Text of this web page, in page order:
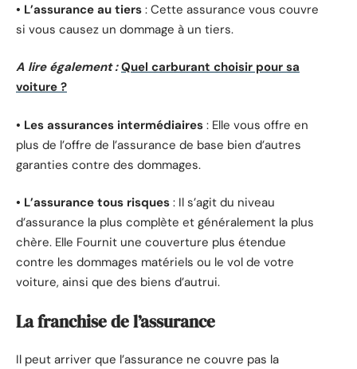
• L’assurance au tiers : Cette assurance vous couvre
si vous causez un dommage à un tiers.
A lire également : Quel carburant choisir pour sa
voiture ?
• Les assurances intermédiaires : Elle vous offre en
plus de l’offre de l’assurance de base bien d’autres
garanties contre des dommages.
• L’assurance tous risques : Il s’agit du niveau
d’assurance la plus complète et généralement la plus
chère. Elle Fournit une couverture plus étendue
contre les dommages matériels ou le vol de votre
voiture, ainsi que des biens d’autrui.
La franchise de l’assurance
Il peut arriver que l’assurance ne couvre pas la